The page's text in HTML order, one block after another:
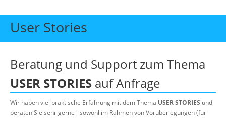
Start
Themen
Individuelle Schulungen
Offene Seminare
Wissen
User Stories
Beratung und Support zum Thema
USER STORIES auf Anfrage
Wir haben viel praktische Erfahrung mit dem Thema USER STORIES und
beraten Sie sehr gerne - sowohl im Rahmen von Vorüberlegungen (für